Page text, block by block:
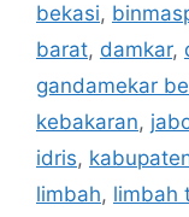
bekasi,
barat, damkar,
gandamekar
kebakaran,
idris,
limbah, limbah